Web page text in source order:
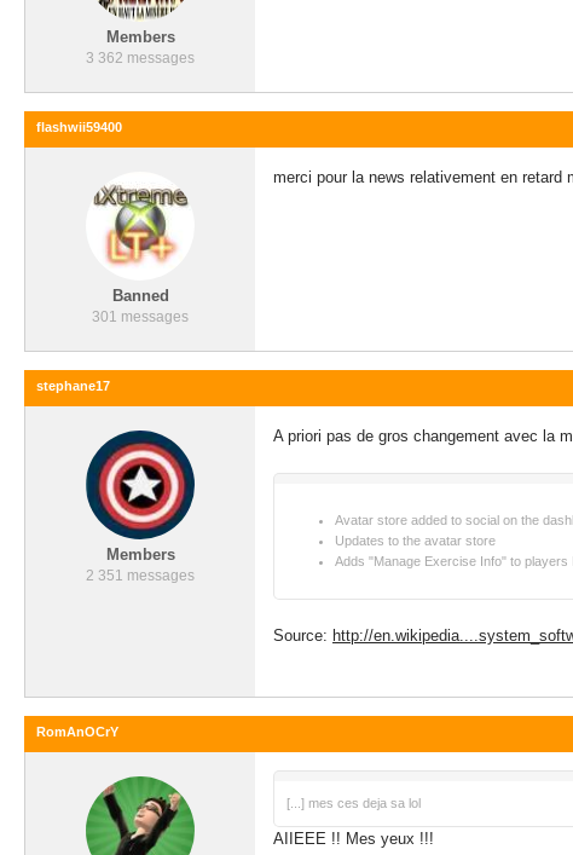
Members
3 362 messages
flashwii59400
Banned
301 messages
merci pour la news relativement en retard
stephane17
Members
2 351 messages
A priori pas de gros changement avec la
Avatar store added to social on the
Updates to the avatar store
Adds "Manage Exercise Info" to players
Source: http://
RomAnOCrY
[...] mes ces deja sa lol
AIIEEE !! Mes yeux !!!